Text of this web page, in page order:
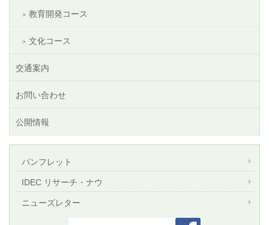
教育開発コース
文化コース
交通案内
お問い合わせ
公開情報
パンフレット
IDEC リサーチ・ナウ
ニューズレター